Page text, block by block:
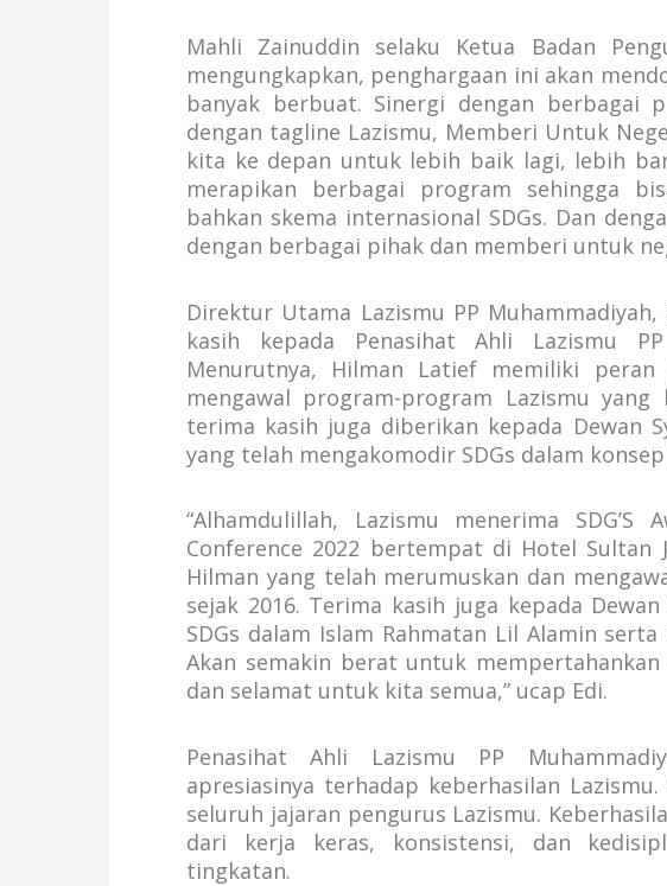
Mahli Zainuddin selaku Ketua Badan
mengungkapkan, penghargaan ini akan
banyak berbuat. Sinergi dengan berbagai
dengan tagline Lazismu, Memberi Untuk
kita ke depan untuk lebih baik lagi, lebih
merapikan berbagai program sehingga
bahkan skema internasional SDGs. Dan
dengan berbagai pihak dan memberi untuk
Direktur Utama Lazismu PP
kasih kepada Penasihat Ahli Lazismu
Menurutnya, Hilman Latief memiliki
mengawal program-program Lazismu yang
terima kasih juga diberikan kepada Dewan
yang telah mengakomodir SDGs dalam
“Alhamdulillah, Lazismu menerima
Conference 2022 bertempat di Hotel Sultan
Hilman yang telah merumuskan dan
sejak 2016. Terima kasih juga kepada
SDGs dalam Islam Rahmatan Lil Alamin
Akan semakin berat untuk
dan selamat untuk kita semua,” ucap Edi.
Penasihat Ahli Lazismu PP
apresiasinya terhadap keberhasilan
seluruh jajaran pengurus Lazismu.
dari kerja keras, konsistensi, dan
tingkatan.